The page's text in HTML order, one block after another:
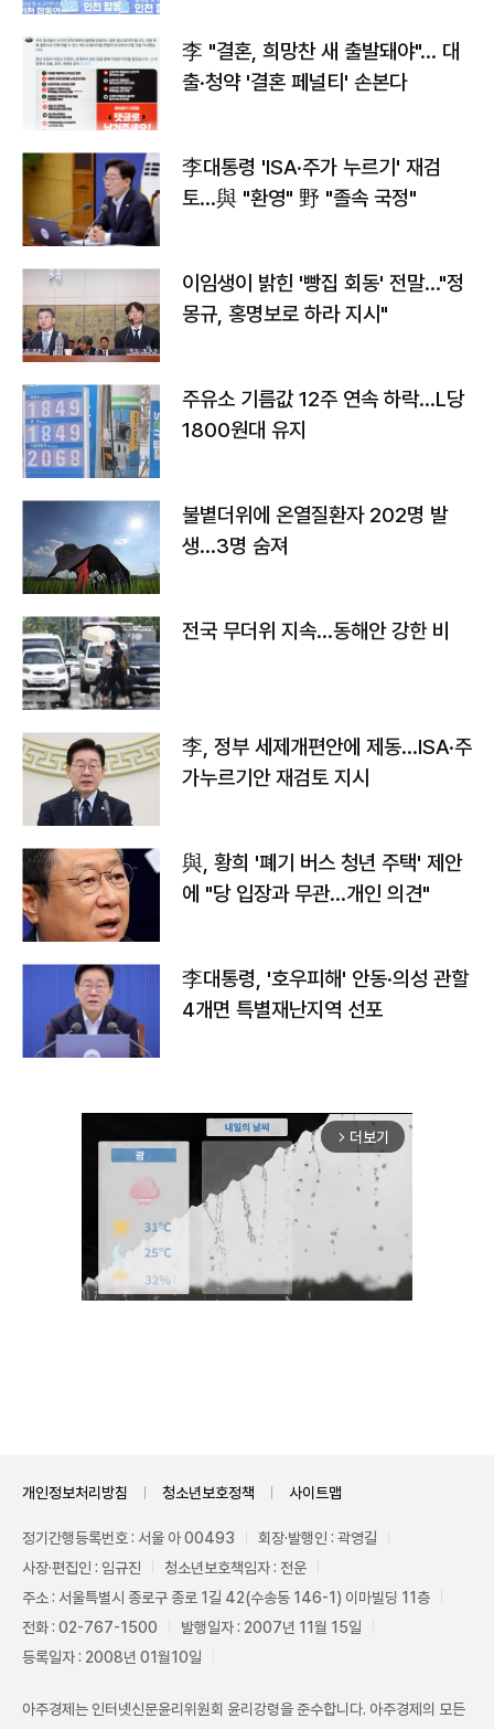
李 "결혼, 희망찬 새 출발돼야"… 대
출·청약 '결혼 페널티' 손본다
李대통령 'ISA·주가 누르기' 재검
토…與 "환영" 野 "졸속 국정"
이임생이 밝힌 '빵집 회동' 전말…"정
몽규, 홍명보로 하라 지시"
주유소 기름값 12주 연속 하락…L당
1800원대 유지
불볕더위에 온열질환자 202명 발
생…3명 숨져
전국 무더위 지속…동해안 강한 비
李, 정부 세제개편안에 제동…ISA·주
가누르기안 재검토 지시
與, 황희 '폐기 버스 청년 주택' 제안
에 "당 입장과 무관…개인 의견"
李대통령, '호우피해' 안동·의성 관할
4개면 특별재난지역 선포
arrow_forward_ios 더보기
개인정보처리방침 청소년보호정책 사이트맵
정기간행등록번호 : 서울 아 00493
회장·발행인 : 곽영길
사장·편집인 : 임규진
청소년보호책임자 : 전운
주소 : 서울특별시 종로구 종로 1길 42(수송동 146-1) 이마빌딩 11층
전화 : 02-767-1500
발행일자 : 2007년 11월 15일
등록일자 : 2008년 01월10일
아주경제는 인터넷신문윤리위원회 윤리강령을 준수합니다. 아주경제의 모든